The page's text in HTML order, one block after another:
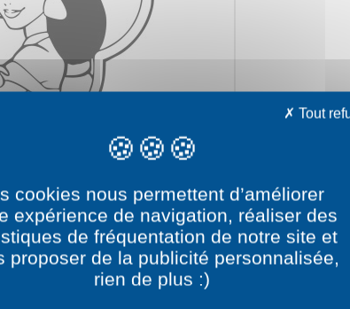
Aladdin, Abu, le
cookies nous permettent d’améliorer
expérience de navigation, réaliser des
de fréquentation de notre site et
proposer de la publicité personnalisée,
rien de plus :)
Tout